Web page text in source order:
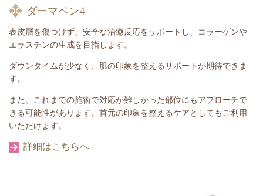
ダーマペン4
表皮層を傷つけず、安全な治癒反応をサポートし、コラーゲンや
エラスチンの生成を目指します。
ダウンタイムが少なく、肌の印象を整えるサポートが期待できま
す。
また、これまでの施術で対応が難しかった部位にもアプローチで
きる可能性があります。首元の印象を整えるケアとしてもご利用
いただけます。
詳細はこちらへ